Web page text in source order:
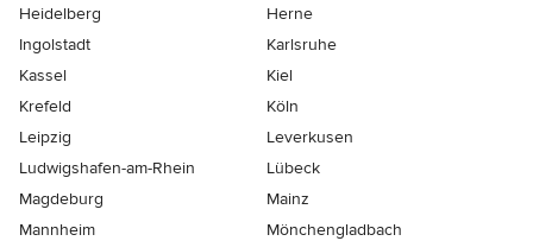
Heidelberg
Herne
Ingolstadt
Karlsruhe
Kassel
Kiel
Krefeld
Köln
Leipzig
Leverkusen
Ludwigshafen-am-Rhein
Lübeck
Magdeburg
Mainz
Mannheim
Mönchen­gladbach